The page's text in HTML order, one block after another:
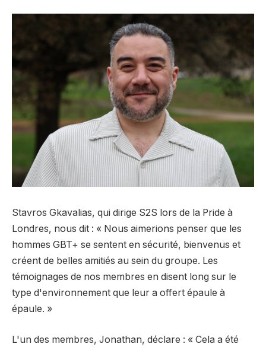
Stavros Gkavalias, qui dirige S2S lors de la Pride à
Londres, nous dit : « Nous aimerions penser que les
hommes GBT+ se sentent en sécurité, bienvenus et
créent de belles amitiés au sein du groupe. Les
témoignages de nos membres en disent long sur le
type d'environnement que leur a offert épaule à
épaule. »
L'un des membres, Jonathan, déclare : « Cela a été